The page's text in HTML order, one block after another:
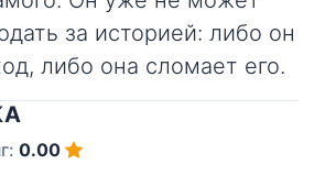
за историей: либо он
либо она сломает его.
0.00